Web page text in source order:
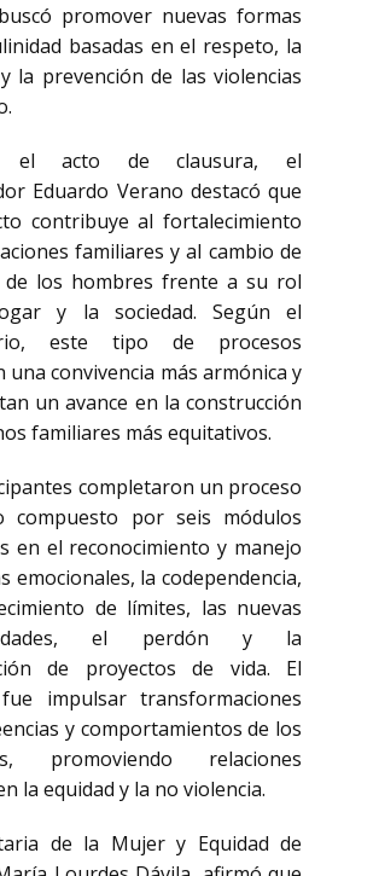
promover nuevas formas
basadas en el respeto, la
la prevención de las violencias
el acto de clausura, el
Eduardo Verano destacó que
contribuye al fortalecimiento
familiares y al cambio de
de los hombres frente a su rol
y la sociedad. Según el
este tipo de procesos
una convivencia más armónica y
un avance en la construcción
familiares más equitativos.
completaron un proceso
compuesto por seis módulos
en el reconocimiento y manejo
emocionales, la codependencia,
de límites, las nuevas
el perdón y la
de proyectos de vida. El
impulsar transformaciones
y comportamientos de los
promoviendo relaciones
la equidad y la no violencia.
de la Mujer y Equidad de